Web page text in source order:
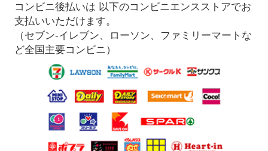
コンビニ後払いは 以下のコンビニエンスストアでお
支払いいただけます。
（セブン-イレブン、ローソン、ファミリーマートな
ど全国主要コンビニ）